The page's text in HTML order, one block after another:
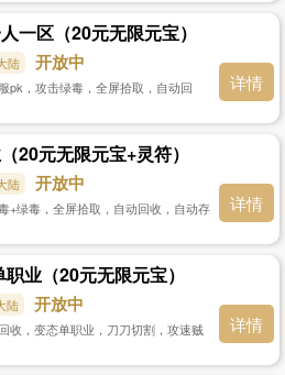
一区（20元无限元宝）
陆 开放中
详情
pk，攻击绿毒，全屏拾取，自动回
20元无限元宝+灵符）
陆 开放中
详情
+绿毒，全屏拾取，自动回收，自动存
业（20元无限元宝）
陆 开放中
详情
收，变态单职业，刀刀切割，攻速贼